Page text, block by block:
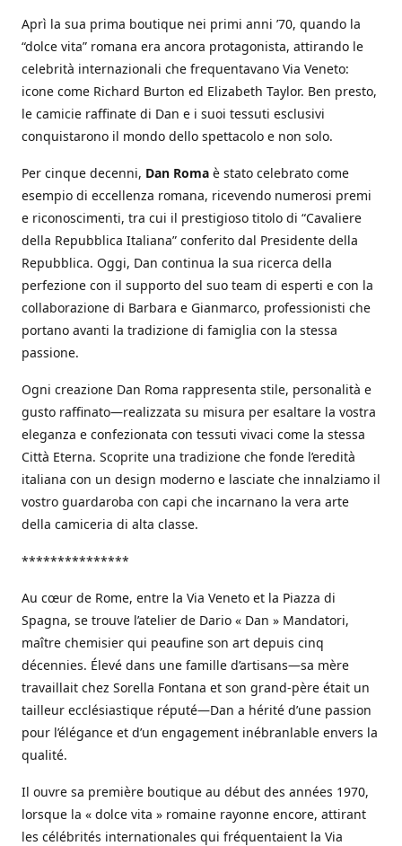
Aprì la sua prima boutique nei primi anni ’70, quando la
“dolce vita” romana era ancora protagonista, attirando le
celebrità internazionali che frequentavano Via Veneto:
icone come Richard Burton ed Elizabeth Taylor. Ben presto,
le camicie raffinate di Dan e i suoi tessuti esclusivi
conquistarono il mondo dello spettacolo e non solo.
Per cinque decenni, Dan Roma è stato celebrato come
esempio di eccellenza romana, ricevendo numerosi premi
e riconoscimenti, tra cui il prestigioso titolo di “Cavaliere
della Repubblica Italiana” conferito dal Presidente della
Repubblica. Oggi, Dan continua la sua ricerca della
perfezione con il supporto del suo team di esperti e con la
collaborazione di Barbara e Gianmarco, professionisti che
portano avanti la tradizione di famiglia con la stessa
passione.
Ogni creazione Dan Roma rappresenta stile, personalità e
gusto raffinato—realizzata su misura per esaltare la vostra
eleganza e confezionata con tessuti vivaci come la stessa
Città Eterna. Scoprite una tradizione che fonde l’eredità
italiana con un design moderno e lasciate che innalziamo il
vostro guardaroba con capi che incarnano la vera arte
della camiceria di alta classe.
***************
Au cœur de Rome, entre la Via Veneto et la Piazza di
Spagna, se trouve l’atelier de Dario « Dan » Mandatori,
maître chemisier qui peaufine son art depuis cinq
décennies. Élevé dans une famille d’artisans—sa mère
travaillait chez Sorella Fontana et son grand-père était un
tailleur ecclésiastique réputé—Dan a hérité d’une passion
pour l’élégance et d’un engagement inébranlable envers la
qualité.
Il ouvre sa première boutique au début des années 1970,
lorsque la « dolce vita » romaine rayonne encore, attirant
les célébrités internationales qui fréquentaient la Via